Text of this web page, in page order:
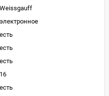
Weissgauff
электронное
есть
есть
есть
16
есть